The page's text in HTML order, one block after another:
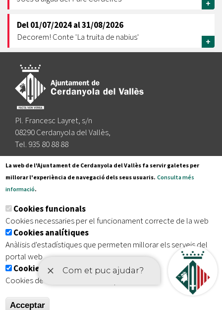
+
Del01/07/2024al31/08/2026
Decorem! Conte 'La truita de nabius'
+
Pl. Francesc Layret, s/n
08290 Cerdanyola del Vallès,
Tel. 935 80 88 88
Segueix-nos a:
Subscriu-te al nostre butlletí
Inici | Avís legal | Protecció de dades
| Accessibilitat
La web de l'Ajuntament de Cerdanyola del Vallès fa servir galetes per
millorar l'experiència de navegació dels seus usuaris. Consulta més
informació.
Cookies funcionals
Cookies necessaries per el funcionament correcte de la web
Cookies analítiques
Anàlisis d'estadístiques que permeten millorar els serveis del
portal web
Cookies publicitàries
Cookies de tercers amb finalitat publicitària
Acceptar